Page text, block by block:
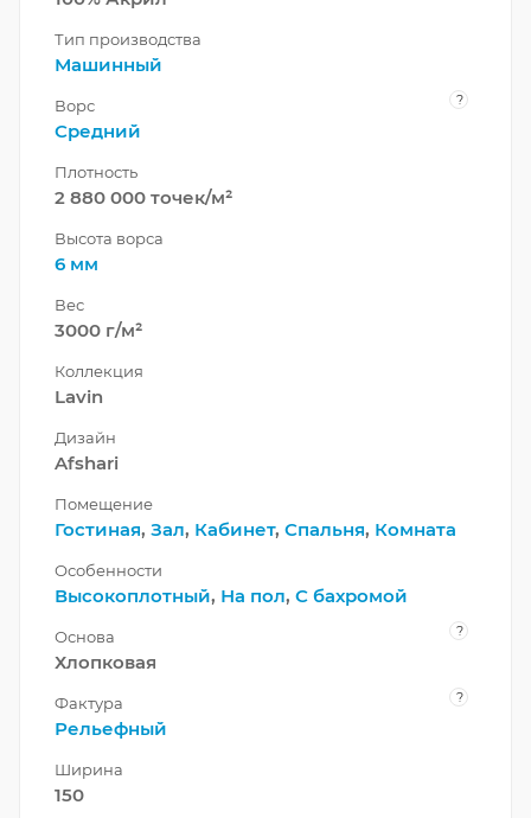
Тип производства
Машинный
Ворс ?
Средний
Плотность
2 880 000 точек/м²
Высота ворса
6 мм
Вес
3000 г/м²
Коллекция
Lavin
Дизайн
Afshari
Помещение
Гостиная, Зал, Кабинет, Спальня, Комната
Особенности
Высокоплотный, На пол, С бахромой
Основа ?
Хлопковая
Фактура ?
Рельефный
Ширина
150